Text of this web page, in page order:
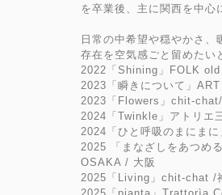
を卒業後、主に関西を中心
日常の中希望や穏やかさ
存在を空気感ごと留めたい
2022「Shining」FOLK
2023「瞬きについて」
2023「Flowers」chit-
2024「Twinkle」アトリエ
2024「ひと呼吸のまにま
2025 「まなざしをあつめ
OSAKA / 大阪
2025「Living」chit-chat /